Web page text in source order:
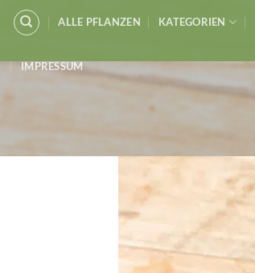
Zum
Inhalt
ALLE PFLANZEN KATEGORIEN
IMPRESSUM